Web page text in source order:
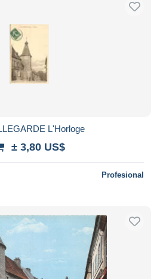
L'Horloge
± 3,80 US$
Profesional